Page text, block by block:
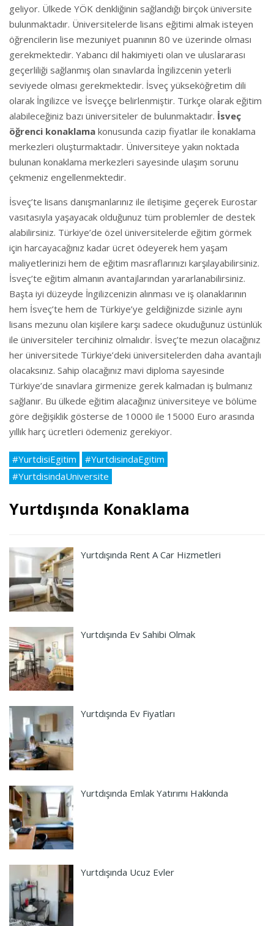
geliyor. Ülkede YÖK denkliğinin sağlandığı birçok üniversite
bulunmaktadır. Üniversitelerde lisans eğitimi almak isteyen
öğrencilerin lise mezuniyet puanının 80 ve üzerinde olması
gerekmektedir. Yabancı dil hakimiyeti olan ve uluslararası
geçerliliği sağlanmış olan sınavlarda İngilizcenin yeterli
seviyede olması gerekmektedir. İsveç yükseköğretim dili
olarak İngilizce ve İsveççe belirlenmiştir. Türkçe olarak eğitim
alabileceğiniz bazı üniversiteler de bulunmaktadır. İsveç
öğrenci konaklama konusunda cazip fiyatlar ile konaklama
merkezleri oluşturmaktadır. Üniversiteye yakın noktada
bulunan konaklama merkezleri sayesinde ulaşım sorunu
çekmeniz engellenmektedir.
İsveç’te lisans danışmanlarınız ile iletişime geçerek Eurostar
vasıtasıyla yaşayacak olduğunuz tüm problemler de destek
alabilirsiniz. Türkiye’de özel üniversitelerde eğitim görmek
için harcayacağınız kadar ücret ödeyerek hem yaşam
maliyetlerinizi hem de eğitim masraflarınızı karşılayabilirsiniz.
İsveç’te eğitim almanın avantajlarından yararlanabilirsiniz.
Başta iyi düzeyde İngilizcenizin alınması ve iş olanaklarının
hem İsveç’te hem de Türkiye’ye geldiğinizde sizinle aynı
lisans mezunu olan kişilere karşı sadece okuduğunuz üstünlük
ile üniversiteler tercihiniz olmalıdır. İsveç’te mezun olacağınız
her üniversitede Türkiye’deki üniversitelerden daha avantajlı
olacaksınız. Sahip olacağınız mavi diploma sayesinde
Türkiye’de sınavlara girmenize gerek kalmadan iş bulmanız
sağlanır. Bu ülkede eğitim alacağınız üniversiteye ve bölüme
göre değişiklik gösterse de 10000 ile 15000 Euro arasında
yıllık harç ücretleri ödemeniz gerekiyor.
#YurtdisiEgitim
#YurtdisindaEgitim
#YurtdisindaUniversite
Yurtdışında Konaklama
Yurtdışında Rent A Car Hizmetleri
Yurtdışında Ev Sahibi Olmak
Yurtdışında Ev Fiyatları
Yurtdışında Emlak Yatırımı Hakkında
Yurtdışında Ucuz Evler